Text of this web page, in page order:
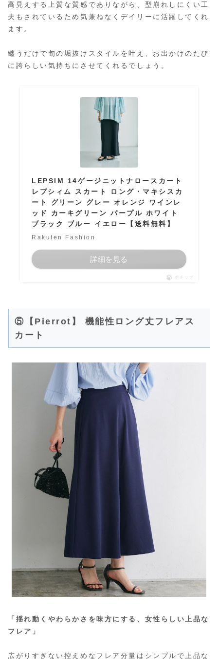
高見えする上質な質感でありながら、型崩れしにくい工
夫もされているため気兼ねなくデイリーに活躍してくれ
ます。
纏うだけで旬の垢抜けスタイルを叶え、お出かけのたび
に誇らしい気持ちにさせてくれるでしょう。
LEPSIM 14ゲージニットナロースカート
レプシィム スカート ロング・マキシスカ
ート グリーン グレー オレンジ ワインレ
ッド カーキグリーン パープル ホワイト
ブラック ブルー イエロー【送料無料】
Rakuten Fashion
詳細を見る
ポチップ
⑤【Pierrot】 機能性ロング丈フレアス
カート
「揺れ動くやわらかさを味方にする、女性らしい上品な
フレア」
広がりすぎない控えめなフレア分量はシンプルで上品な